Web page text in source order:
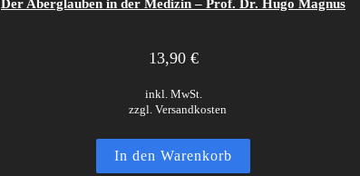
Der Aberglauben in der Medizin – Prof. Dr. Hugo Magnus
13,90 €
inkl. MwSt.
zzgl. Versandkosten
In den Warenkorb